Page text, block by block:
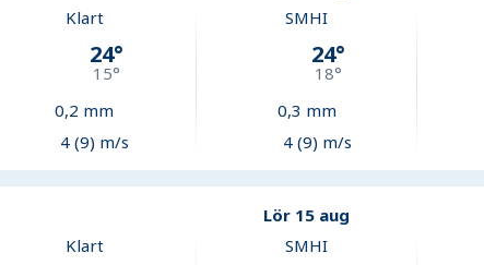
Klart
24°
15°
0,2 mm
4 (9) m/s
SMHI
24°
18°
0,3 mm
4 (9) m/s
Lör 15 aug
Klart
SMHI